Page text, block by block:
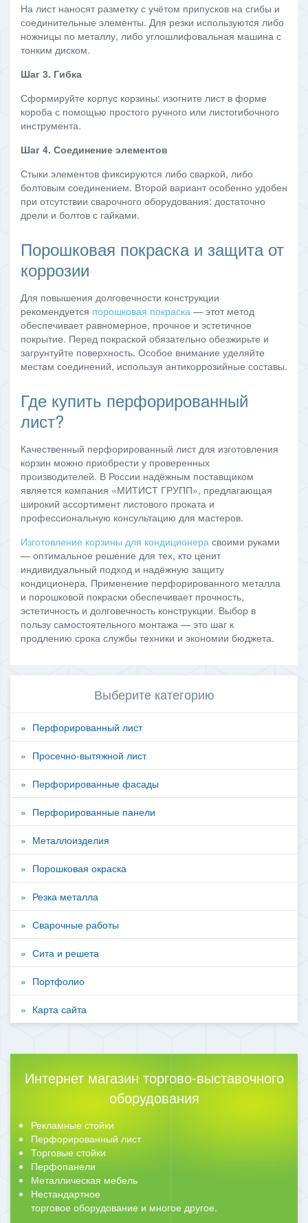
На лист наносят разметку с учётом припусков на сгибы и
соединительные элементы. Для резки используются либо
ножницы по металлу, либо углошлифовальная машина с
тонким диском.
Шаг 3. Гибка
Сформируйте корпус корзины: изогните лист в форме
короба с помощью простого ручного или листогибочного
инструмента.
Шаг 4. Соединение элементов
Стыки элементов фиксируются либо сваркой, либо
болтовым соединением. Второй вариант особенно удобен
при отсутствии сварочного оборудования: достаточно
дрели и болтов с гайками.
Порошковая покраска и защита от
коррозии
Для повышения долговечности конструкции
рекомендуется порошковая покраска — этот метод
обеспечивает равномерное, прочное и эстетичное
покрытие. Перед покраской обязательно обезжирьте и
загрунтуйте поверхность. Особое внимание уделяйте
местам соединений, используя антикоррозийные составы.
Где купить перфорированный
лист?
Качественный перфорированный лист для изготовления
корзин можно приобрести у проверенных
производителей. В России надёжным поставщиком
является компания «МИТИСТ ГРУПП», предлагающая
широкий ассортимент листового проката и
профессиональную консультацию для мастеров.
Изготовление корзины для кондиционера своими руками
— оптимальное решение для тех, кто ценит
индивидуальный подход и надёжную защиту
кондиционера. Применение перфорированного металла
и порошковой покраски обеспечивает прочность,
эстетичность и долговечность конструкции. Выбор в
пользу самостоятельного монтажа — это шаг к
продлению срока службы техники и экономии бюджета.
Выберите категорию
Перфорированный лист
Просечно-вытяжной лист
Перфорированные фасады
Перфорированные панели
Металлоизделия
Порошковая окраска
Резка металла
Сварочные работы
Сита и решета
Портфолио
Карта сайта
Интернет магазин торгово-выставочного
оборудования
Рекламные стойки
Перфорированный лист
Торговые стойки
Перфопанели
Металлическая мебель
Нестандартное
торговое оборудование и многое другое.